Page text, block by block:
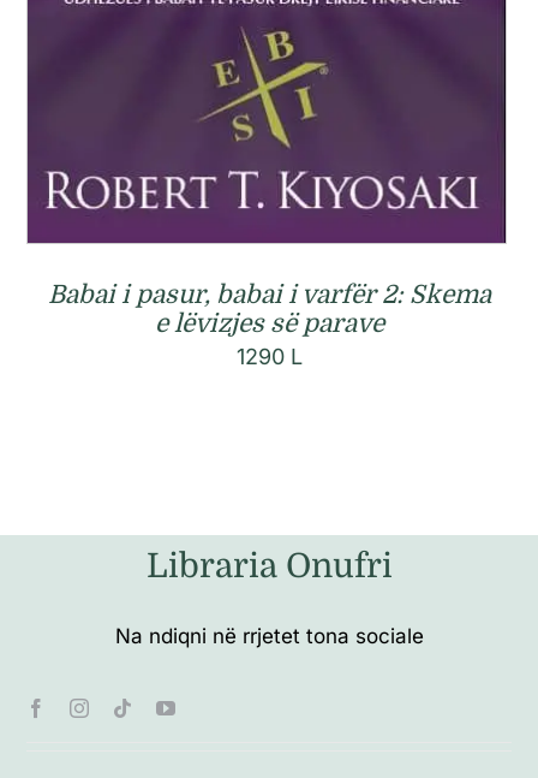
Babai i pasur, babai i varfër 2: Skema
e lëvizjes së parave
1290 L
Libraria Onufri
Na ndiqni në rrjetet tona sociale